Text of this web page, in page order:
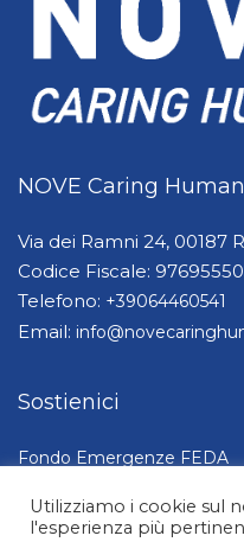
NOVE Caring
Via dei Ramni 24, 00187
Codice Fiscale:
Telefono: +39064460541
Email:
Sostienici
Fondo Emergenze FEDA
5×1000
Utilizziamo i cookie sul
l'esperienza più